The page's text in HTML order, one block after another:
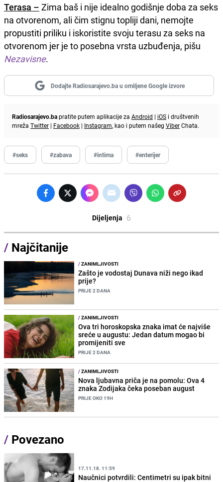
Terasa – Zima baš i nije idealno godišnje doba za seks
na otvorenom, ali čim stignu topliji dani, nemojte
propustiti priliku i iskoristite svoju terasu za seks na
otvorenom jer je to posebna vrsta uzbuđenja, pišu
Nezavisne.
Dodajte Radiosarajevo.ba u omiljene Google izvore
Radiosarajevo.bapratite putem aplikacije za Android | iOS i društvenih
mreža Twitter | Facebook | Instagram, kao i putem našeg ViberChata.
#seks #zabava #intima #enterijer
Dijeljenja 6
/ Najčitanije
/ZANIMLJIVOSTI
Zašto je vodostaj Dunava niži nego ikad
prije?
PRIJE 2 DANA
/ZANIMLJIVOSTI
Ova tri horoskopska znaka imat će najviše
sreće u augustu: Jedan datum mogao bi
promijeniti sve
PRIJE 2 DANA
/ZANIMLJIVOSTI
Nova ljubavna priča je na pomolu: Ova 4
znaka Zodijaka čeka poseban august
PRIJE OKO 19H
/ Povezano
17.11.18. 11:59
Naučnici potvrdili: Centimetri su ipak bitni